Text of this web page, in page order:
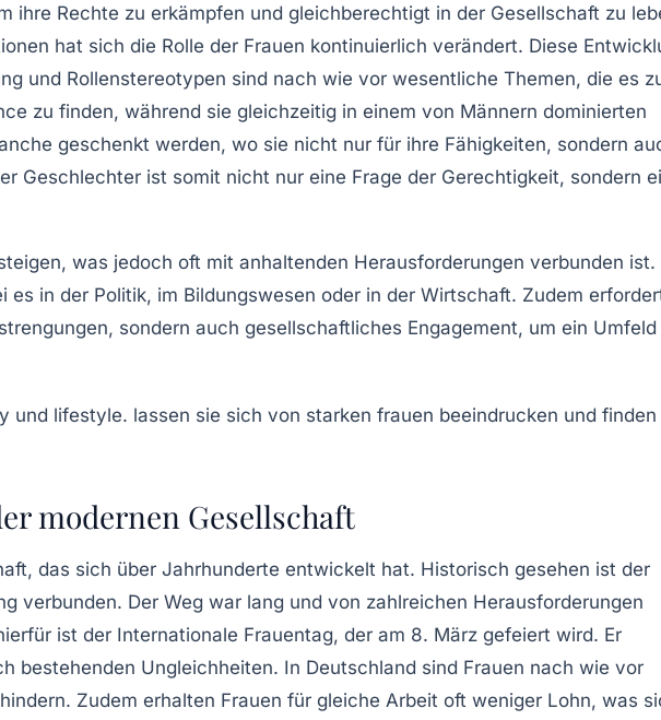
ihre Rechte zu erkämpfen und gleichberechtigt in der Gesellschaft zu
hat sich die Rolle der Frauen kontinuierlich verändert. Diese
und Rollenstereotypen sind nach wie vor wesentliche Themen, die es
zu finden, während sie gleichzeitig in einem von Männern dominierten
geschenkt werden, wo sie nicht nur für ihre Fähigkeiten, sondern
Geschlechter ist somit nicht nur eine Frage der Gerechtigkeit, sondern
was jedoch oft mit anhaltenden Herausforderungen verbunden ist.
in der Politik, im Bildungswesen oder in der Wirtschaft. Zudem
sondern auch gesellschaftliches Engagement, um ein Umfeld
modernen Gesellschaft
das sich über Jahrhunderte entwickelt hat. Historisch gesehen ist der
verbunden. Der Weg war lang und von zahlreichen Herausforderungen
ist der Internationale Frauentag, der am 8. März gefeiert wird. Er
bestehenden Ungleichheiten. In Deutschland sind Frauen nach wie vor
Zudem erhalten Frauen für gleiche Arbeit oft weniger Lohn, was